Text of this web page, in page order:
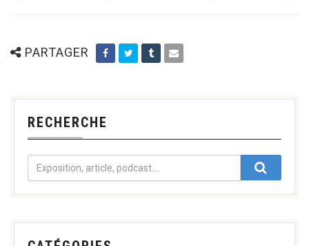
PARTAGER
RECHERCHE